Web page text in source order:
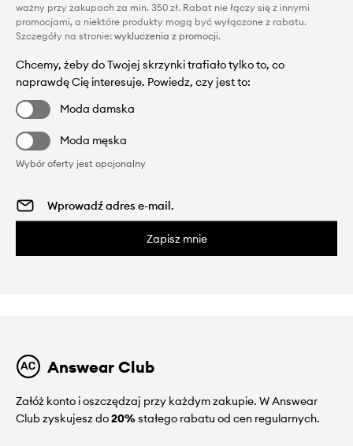
ważny przy zakupach za min. 350 zł. Rabat nie łączy się z innymi
promocjami, a niektóre produkty mogą być wyłączone z rabatu.
Szczegóły na stronie: wykluczenia z promocji.
Chcemy, żeby do Twojej skrzynki trafiało tylko to, co
naprawdę Cię interesuje. Powiedz, czy jest to:
Moda damska
Moda męska
Wybór oferty jest opcjonalny
Zapisz mnie
Answear Club
Załóż konto i oszczędzaj przy każdym zakupie. W Answear
Club zyskujesz do20%stałego rabatu od cen regularnych.